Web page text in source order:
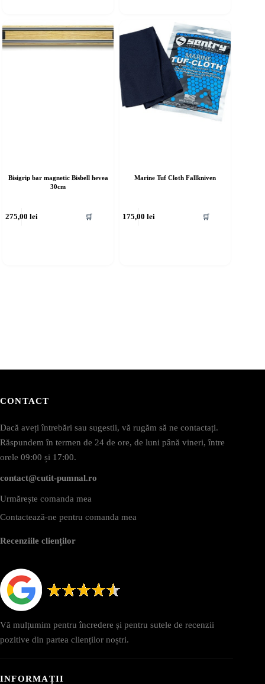
Bisigrip bar magnetic Bisbell hevea
30cm
275,00 lei 🛒
Marine Tuf Cloth Fallkniven
175,00 lei 🛒
CONTACT
Dacă aveți întrebări sau sugestii, vă rugăm să ne contactați.
Răspundem în termen de 24 de ore, de luni până vineri, între
orele 09:00 și 17:00.
contact@cutit-pumnal.ro
Urmărește comanda mea
Contactează-ne pentru comanda mea
Recenziile clienților
Vă mulțumim pentru încredere și pentru sutele de recenzii
pozitive din partea clienților noștri.
INFORMAȚII